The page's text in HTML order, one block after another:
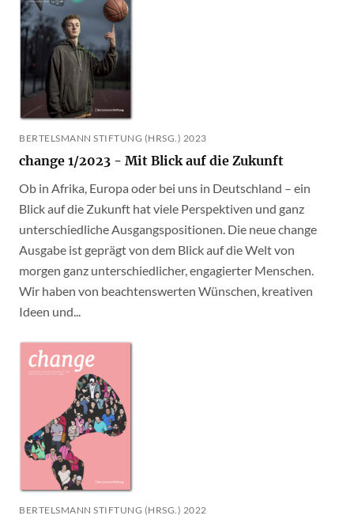
BERTELSMANN STIFTUNG (HRSG.) 2023
change 1/2023 - Mit Blick auf die Zukunft
Ob in Afrika, Europa oder bei uns in Deutschland – ein
Blick auf die Zukunft hat viele Perspektiven und ganz
unterschiedliche Ausgangspositionen. Die neue change
Ausgabe ist geprägt von dem Blick auf die Welt von
morgen ganz unterschiedlicher, engagierter Menschen.
Wir haben von beachtenswerten Wünschen, kreativen
Ideen und...
BERTELSMANN STIFTUNG (HRSG.) 2022